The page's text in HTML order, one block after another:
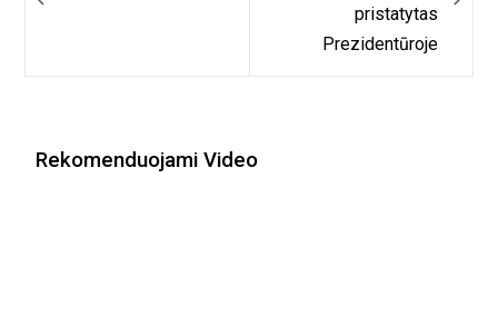
pristatytas
Prezidentūroje
Rekomenduojami Video